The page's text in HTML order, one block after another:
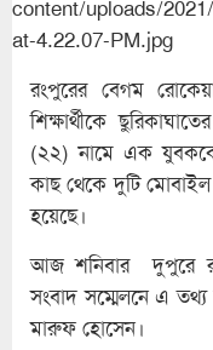
রংপুরের বেগম
শিক্ষার্থীকে
(২২) নামে এক
কাছ থেকে দুটি
হয়েছে।
আজ শনিবার দুপুরে
সংবাদ সম্মেলনে এ
মারুফ হোসেন।